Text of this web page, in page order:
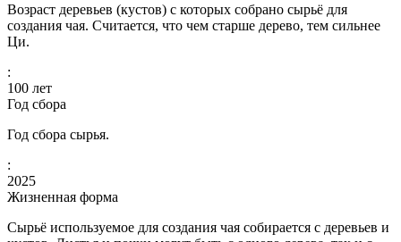
Возраст деревьев (кустов) с которых собрано сырьё для
создания чая. Считается, что чем старше дерево, тем сильнее
Ци.
:
100 лет
Год сбора
Год сбора сырья.
:
2025
Жизненная форма
Сырьё используемое для создания чая собирается с деревьев и